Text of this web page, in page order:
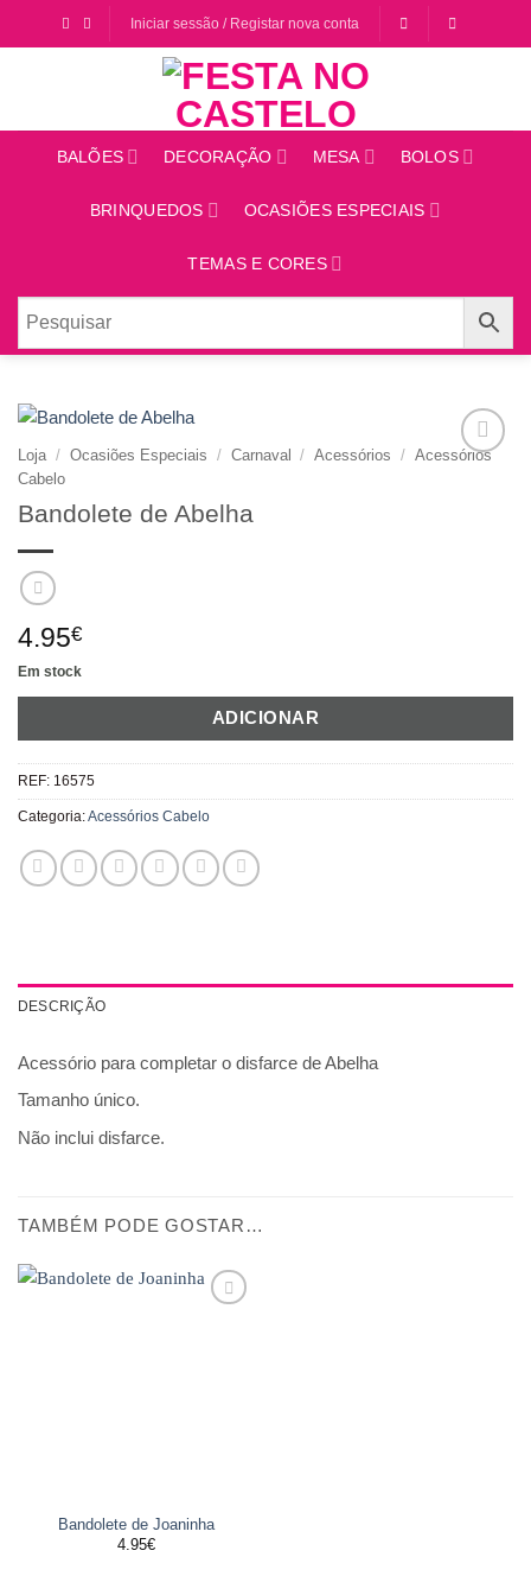
Iniciar sessão / Registar nova conta
BALÕES DECORAÇÃO MESA BOLOS
BRINQUEDOS OCASIÕES ESPECIAIS
TEMAS E CORES
Loja / Ocasiões Especiais / Carnaval / Acessórios / Acessórios
Cabelo
Bandolete de Abelha
4.95€
Em stock
ADICIONAR
REF: 16575
Categoria:Acessórios Cabelo
DESCRIÇÃO
Acessório para completar o disfarce de Abelha
Tamanho único.
Não inclui disfarce.
TAMBÉM PODE GOSTAR…
Bandolete de Joaninha
4.95€